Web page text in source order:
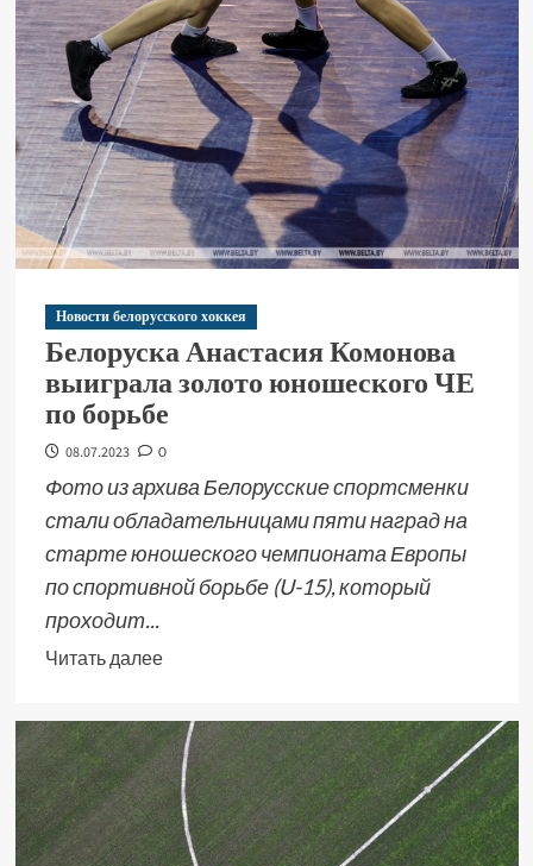
Новости белорусского хоккея
Белоруска Анастасия Комонова
выиграла золото юношеского ЧЕ
по борьбе
08.07.2023 0
Фото из архива Белорусские спортсменки
стали обладательницами пяти наград на
старте юношеского чемпионата Европы
по спортивной борьбе (U-15), который
проходит...
Читать далее